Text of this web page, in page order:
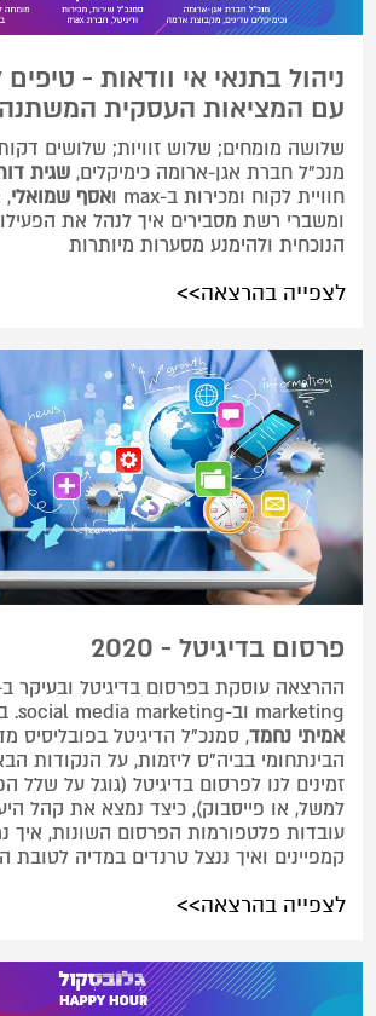
ניהול בתנאי אי וודאות -
עם המציאות העסקית המשתנה
שלושה מומחים; שלוש זוויות; שלושים
מנכ"ל חברת אגן-ארומה כימיקלים, שגית
חוויית לקוח ומכירות ב-max ו
אסף שמואלי,
ומשברי רשת מסבירים איך לנהל את
הנוכחית ולהימנע מסערות מיותרות
לצפייה בהרצאה>>
פרסום בדיגיטל - 2020
marketing וב-social media marketing. בהרצאתו עבר
אמיתי נחמד, סמנכ"ל הדיגיטל בפובליסיס
הבינתחומי בביה"ס ליזמות, על הנקודות
זמינים לנו לפרסום בדיגיטל (גוגל על שלל
למשל, או פייסבוק), כיצד נמצא את קהל
עובדות פלטפורמות הפרסום השונות, איך
קמפיינים ואיך ננצל טרנדים במדיה לטובת
לצפייה בהרצאה>>